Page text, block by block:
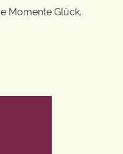
Momente Glück.